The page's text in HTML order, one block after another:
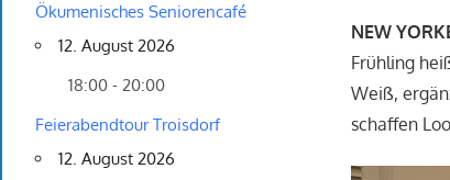
NEW
Frühling
Weiß,
schaffen
Ökumenisches Seniorencafé
12. August 2026
18:00 - 20:00
Feierabendtour Troisdorf
12. August 2026